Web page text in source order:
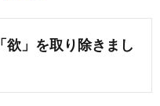
欲」を取り除きまし